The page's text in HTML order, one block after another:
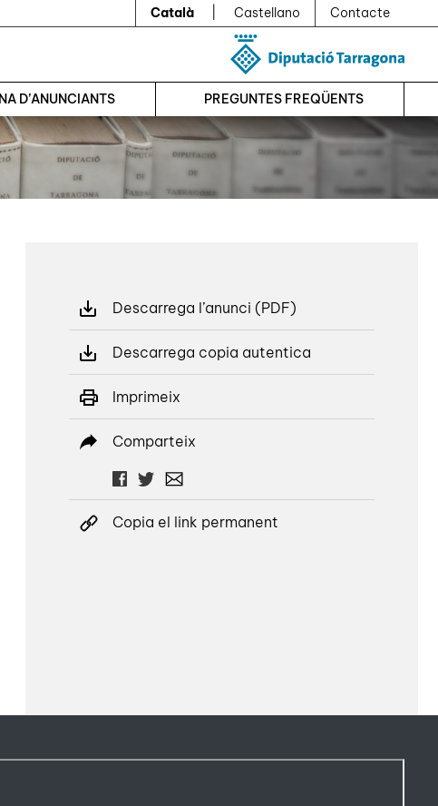
Català Castellano Contacte
D’ANUNCIANTS PREGUNTES FREQÜENTS
Descarrega l’anunci (PDF)
Descarrega copia autentica
Imprimeix
Comparteix
Copia el link permanent